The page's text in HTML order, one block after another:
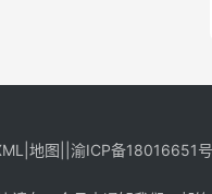
地图 渝ICP备18016651